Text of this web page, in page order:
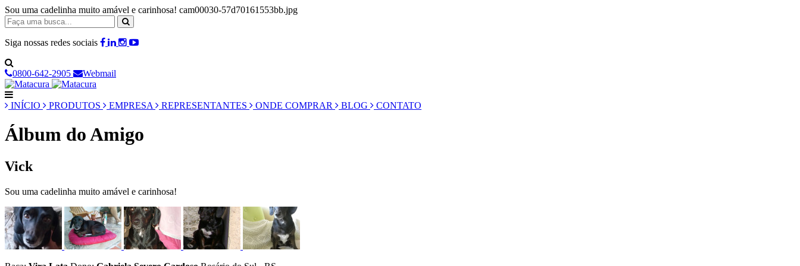
Sou uma cadelinha muito amável e carinhosa! cam00030-57d70161553bb.jpg
Siga nossas redes sociais
0800-642-2905 Webmail
INÍCIO PRODUTOS EMPRESA REPRESENTANTES ONDE COMPRAR BLOG CONTATO
Álbum do Amigo
Vick
Sou uma cadelinha muito amável e carinhosa!